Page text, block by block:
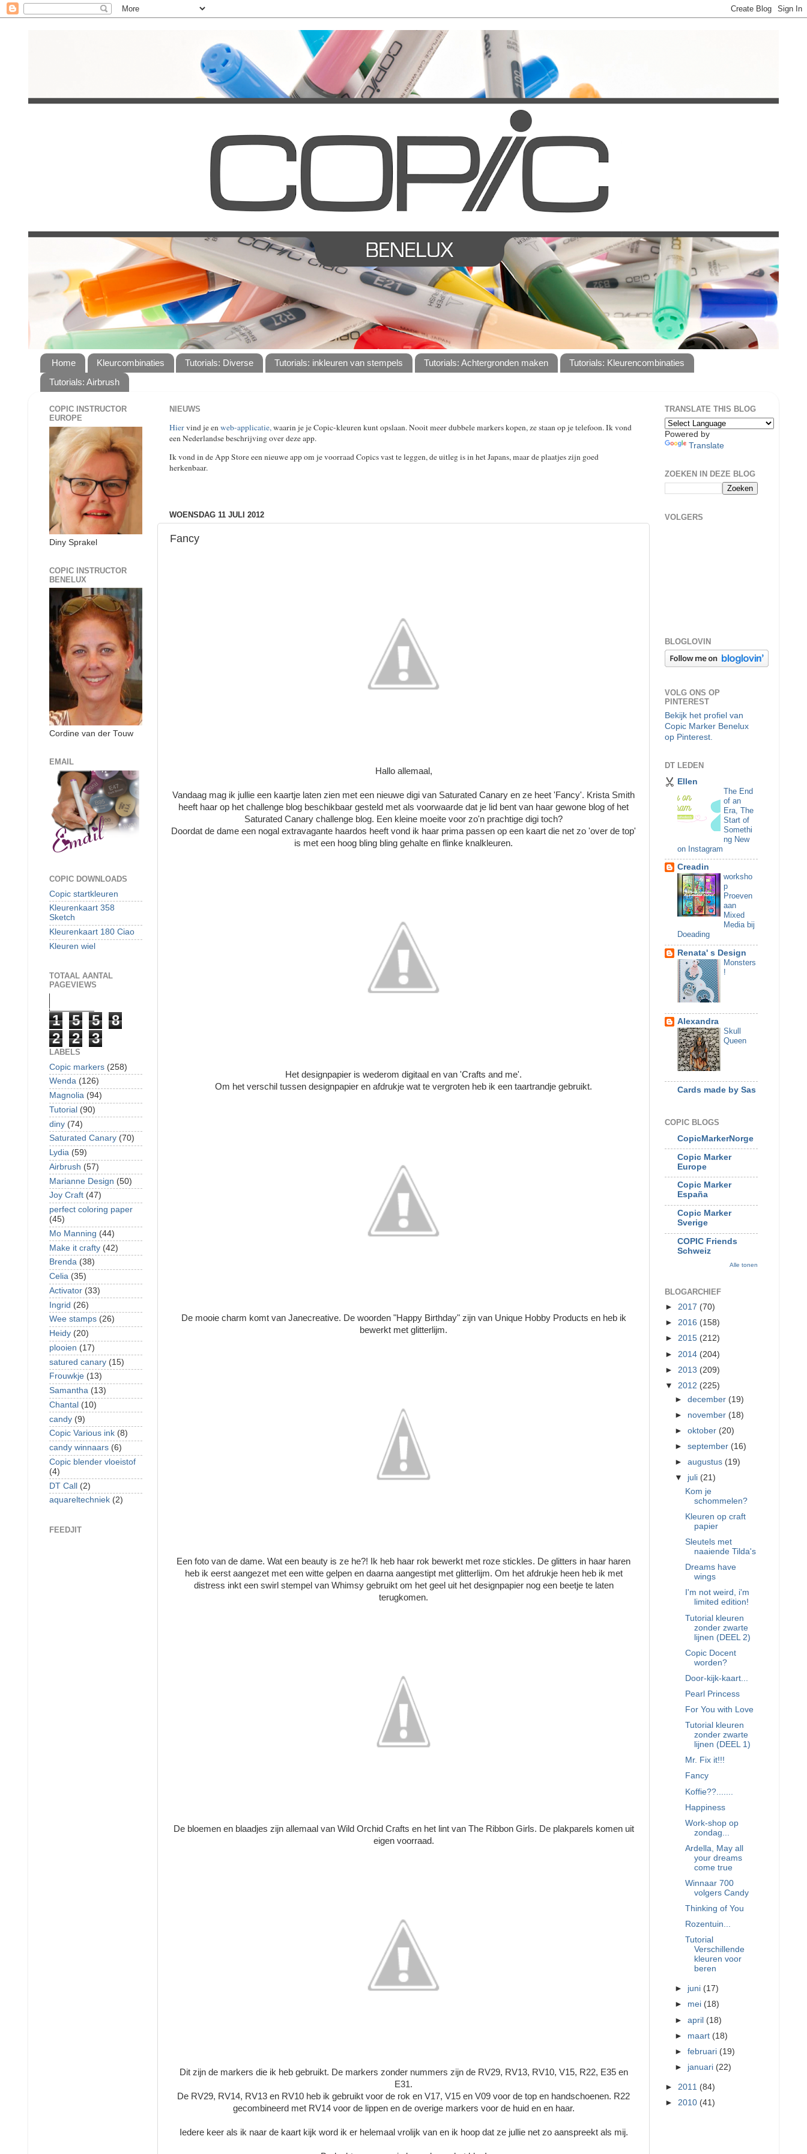
Home Kleurcombinaties Tutorials: Diverse Tutorials: inkleuren van stempels Tutorials: Achtergronden maken
Tutorials: Kleurencombinaties
Tutorials: Airbrush
NIEUWS
Hiervind je enweb-applicatie,waarin je je Copic-kleuren kunt opslaan. Nooit meer dubbele markers kopen, ze staan op je telefoon. Ik vond
een Nederlandse beschrijving over deze app.
Ik vond in de App Store een nieuwe app om je voorraad Copics vast te leggen, de uitleg is in het Japans, maar de plaatjes zijn goed
herkenbaar.
WOENSDAG 11 JULI 2012
Fancy
Hallo allemaal,
Vandaag mag ik jullie een kaartje laten zien met een nieuwe digi van Saturated Canary en ze heet 'Fancy'. Krista Smith
heeft haar op het challenge blog beschikbaar gesteld met als voorwaarde dat je lid bent van haar gewone blog of het
Saturated Canary challenge blog. Een kleine moeite voor zo'n prachtige digi toch?
Doordat de dame een nogal extravagante haardos heeft vond ik haar prima passen op een kaart die net zo 'over de top'
is met een hoog bling bling gehalte en flinke knalkleuren.
Het designpapier is wederom digitaal en van 'Crafts and me'.
Om het verschil tussen designpapier en afdrukje wat te vergroten heb ik een taartrandje gebruikt.
De mooie charm komt van Janecreative. De woorden "Happy Birthday" zijn van Unique Hobby Products en heb ik
bewerkt met glitterlijm.
Een foto van de dame. Wat een beauty is ze he?! Ik heb haar rok bewerkt met roze stickles. De glitters in haar haren
heb ik eerst aangezet met een witte gelpen en daarna aangestipt met glitterlijm. Om het afdrukje heen heb ik met
distress inkt een swirl stempel van Whimsy gebruikt om het geel uit het designpapier nog een beetje te laten
terugkomen.
De bloemen en blaadjes zijn allemaal van Wild Orchid Crafts en het lint van The Ribbon Girls. De plakparels komen uit
eigen voorraad.
Dit zijn de markers die ik heb gebruikt. De markers zonder nummers zijn de RV29, RV13, RV10, V15, R22, E35 en
E31.
De RV29, RV14, RV13 en RV10 heb ik gebruikt voor de rok en V17, V15 en V09 voor de top en handschoenen. R22
gecombineerd met RV14 voor de lippen en de overige markers voor de huid en en haar.
Iedere keer als ik naar de kaart kijk word ik er helemaal vrolijk van en ik hoop dat ze jullie net zo aanspreekt als mij.
COPIC INSTRUCTOR
EUROPE
Diny Sprakel
COPIC INSTRUCTOR
BENELUX
Cordine van der Touw
EMAIL
COPIC DOWNLOADS
Copic startkleuren
Kleurenkaart 358
Sketch
Kleurenkaart 180 Ciao
Kleuren wiel
TOTAAL AANTAL
PAGEVIEWS
1 5 5
8
2
2 3
LABELS
Copic markers (258)
Wenda (126)
Magnolia (94)
Tutorial (90)
diny (74)
Saturated Canary (70)
Lydia (59)
Airbrush (57)
Marianne Design (50)
Joy Craft (47)
perfect coloring paper
(45)
Mo Manning (44)
Make it crafty (42)
Brenda (38)
Celia (35)
Activator (33)
Ingrid (26)
Wee stamps (26)
Heidy (20)
plooien (17)
satured canary (15)
Frouwkje (13)
Samantha (13)
Chantal (10)
candy (9)
Copic Various ink (8)
candy winnaars (6)
Copic blender vloeistof
(4)
DT Call (2)
aquareltechniek (2)
FEEDJIT
TRANSLATE THIS BLOG
Powered by
Translate
ZOEKEN IN DEZE BLOG
VOLGERS
BLOGLOVIN
VOLG ONS OP
PINTEREST
Bekijk het profiel van
Copic Marker Benelux
op Pinterest.
DT LEDEN
Ellen
The End
of an
Era, The
Start of
Somethi
ng New
on Instagram
Creadin
worksho
p
Proeven
aan
Mixed
Media bij
Doeading
Renata' s Design
Monsters
!
Alexandra
Skull
Queen
Cards made by Sas
COPIC BLOGS
CopicMarkerNorge
Copic Marker
Europe
Copic Marker
España
Copic Marker
Sverige
COPIC Friends
Schweiz
Alle tonen
BLOGARCHIEF
► 2017 (70)
► 2016 (158)
► 2015 (212)
► 2014 (204)
► 2013 (209)
▼ 2012 (225)
►december (19)
► november (18)
►oktober (20)
►september (16)
►augustus (19)
▼ juli (21)
Kom je
schommelen?
Kleuren op craft
papier
Sleutels met
naaiende Tilda's
Dreams have
wings
I'm not weird, i'm
limited edition!
Tutorial kleuren
zonder zwarte
lijnen (DEEL 2)
Copic Docent
worden?
Door-kijk-kaart...
Pearl Princess
For You with Love
Tutorial kleuren
zonder zwarte
lijnen (DEEL 1)
Mr. Fix it!!!
Fancy
Koffie??.......
Happiness
Work-shop op
zondag...
Ardella, May all
your dreams
come true
Winnaar 700
volgers Candy
Thinking of You
Rozentuin...
Tutorial
Verschillende
kleuren voor
beren
► juni (17)
► mei (18)
►april (18)
► maart (18)
►februari (19)
► januari (22)
► 2011 (84)
► 2010 (41)